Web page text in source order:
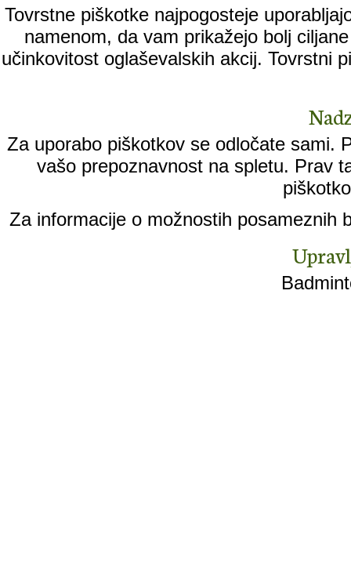
Tovrstne piškotke najpogosteje
namenom, da vam prikažejo bolj
učinkovitost oglaševalskih akcij. Tovrstni
Za uporabo piškotkov se odločate sami.
vašo prepoznavnost na spletu. Prav
Za informacije o možnostih posameznih